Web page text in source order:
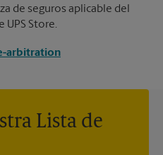
de seguros aplicable del
UPS Store.
arbitration
Lista de